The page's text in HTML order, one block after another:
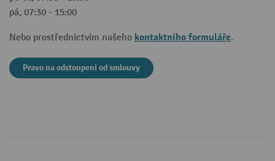
pá, 07:30 - 15:00
Nebo prostřednictvím našeho kontaktního formuláře.
Pravo na odstoupeni od smlouvy